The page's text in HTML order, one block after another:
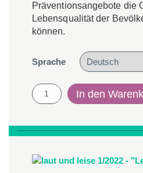
Präventionsangebote die
Lebensqualität der
können.
Sprache
laut
und
2/2022
-
Menge
In den